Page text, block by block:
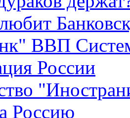
ВВП
России
Россию